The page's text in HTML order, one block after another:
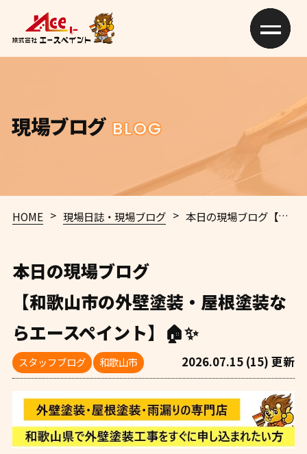
現場ブログ BLOG
HOME > 現場日誌・現場ブログ > 本日の現場ブログ 【和歌山市の外壁塗装・屋根塗装ならエースペイント】🏠✨
本日の現場ブログ
【和歌山市の外壁塗装・屋根塗装な
らエースペイント】🏠✨
スタッフブログ 和歌山市 2026.07.15 (15) 更新